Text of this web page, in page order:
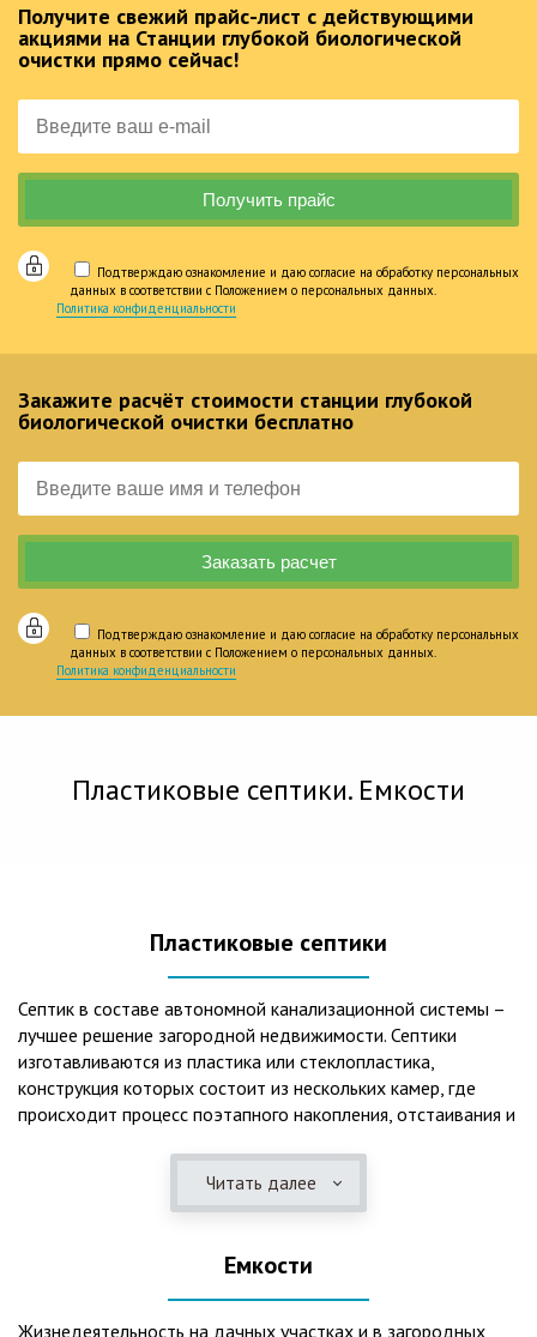
Получите свежий прайс-лист с действующими
акциями на Станции глубокой биологической
очистки прямо сейчас!
Подтверждаю ознакомление и даю согласие на обработку персональных
данных в соответствии с Положением о персональных данных.
Политика конфиденциальности
Закажите расчёт стоимости станции глубокой
биологической очистки бесплатно
Подтверждаю ознакомление и даю согласие на обработку персональных
данных в соответствии с Положением о персональных данных.
Политика конфиденциальности
Пластиковые септики. Емкости
Пластиковые септики
Септик в составе автономной канализационной системы –
лучшее решение загородной недвижимости. Септики
изготавливаются из пластика или стеклопластика,
конструкция которых состоит из нескольких камер, где
происходит процесс поэтапного накопления, отстаивания и
длительный срок службы, так как не подвержены коррозии.
2. Обладают высокой прочностью – способны
состоянии. 3. Могут эксплуатироваться в любом регионе
России при любых низких температурах. 4. Полностью
герметичны, что дает гарантию по полной безопасности
Читать далее
Емкости
Жизнедеятельность на дачных участках и в загородных